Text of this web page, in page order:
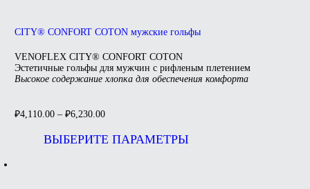
CITY® CONFORT COTON мужские гольфы
VENOFLEX CITY® CONFORT COTON
Эстетичные гольфы для мужчин с рифленым плетением
Высокое содержание хлопка для обеспечения комфорта
₽4,110.00 – ₽6,230.00
ВЫБЕРИТЕ ПАРАМЕТРЫ